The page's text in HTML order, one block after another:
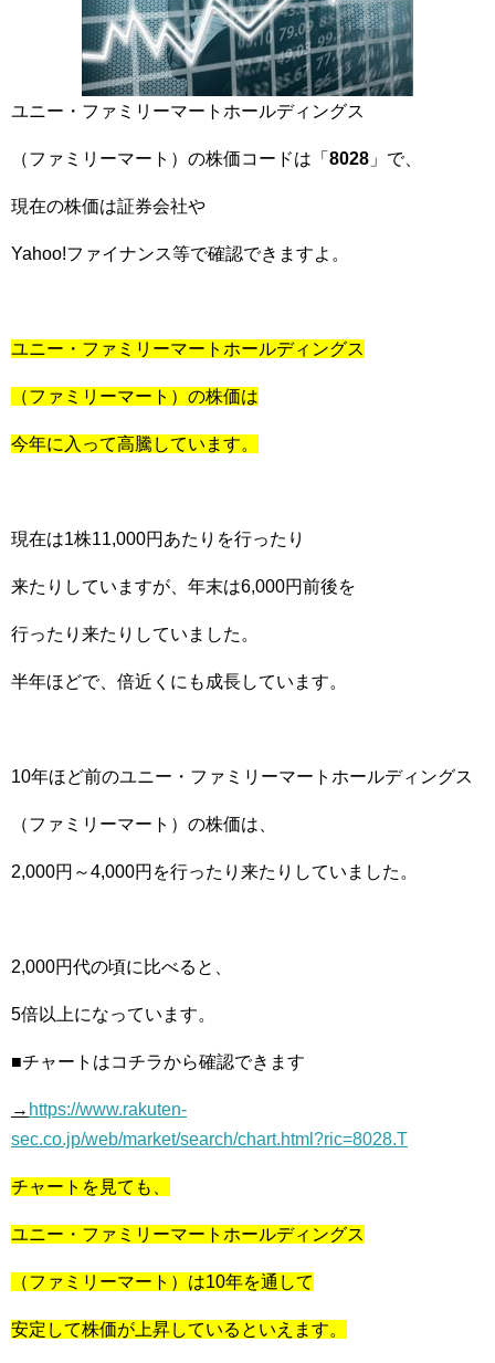
ユニー・ファミリーマートホールディングス
（ファミリーマート）の株価コードは「 8028 」で、
現在の株価は証券会社や
Yahoo!ファイナンス等で確認できますよ。
ユニー・ファミリーマートホールディングス
（ファミリーマート）の株価は
今年に入って高騰しています。
現在は1株11,000円あたりを行ったり
来たりしていますが、年末は6,000円前後を
行ったり来たりしていました。
半年ほどで、倍近くにも成長しています。
10年ほど前のユニー・ファミリーマートホールディングス
（ファミリーマート）の株価は、
2,000円～4,000円を行ったり来たりしていました。
2,000円代の頃に比べると、
5倍以上になっています。
■チャートはコチラから確認できます
→ https://www.rakuten-
sec.co.jp/web/market/search/chart.html?ric=8028.T
チャートを見ても、
ユニー・ファミリーマートホールディングス
（ファミリーマート）は10年を通して
安定して株価が上昇しているといえます。